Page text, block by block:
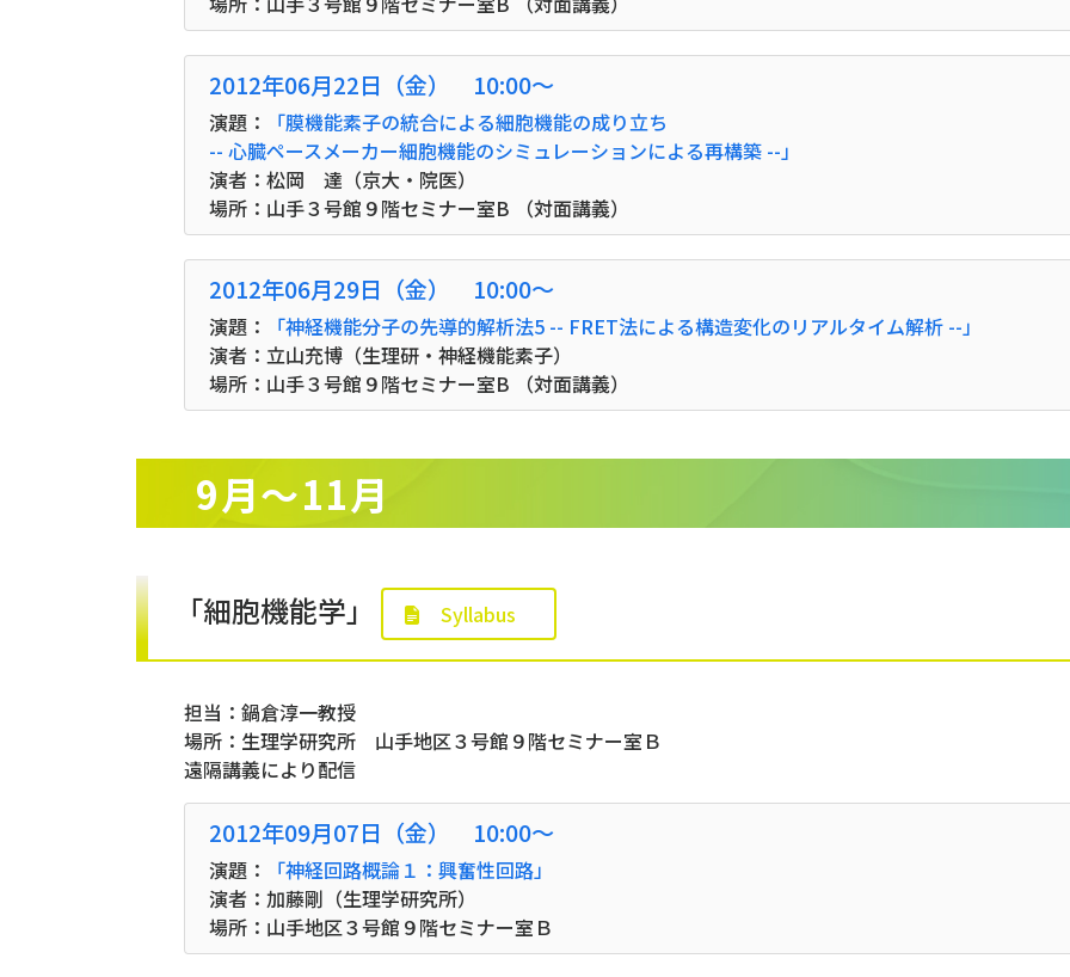
2012年06月22日（金） 10:00〜
演題：
「膜機能素子の統合による細胞機能の成り立ち
-- 心臓ペースメーカー細胞機能のシミュレーションによる再構築 --」
演者：松岡 達（京大・院医）
場所：山手３号館９階セミナー室B （対面講義）
2012年06月29日（金） 10:00〜
演題：
「神経機能分子の先導的解析法5 -- FRET法による構造変化のリアルタイム解析 --」
演者：立山充博（生理研・神経機能素子）
場所：山手３号館９階セミナー室B （対面講義）
9月〜11月
「細胞機能学」 Syllabus
担当：鍋倉淳一教授
場所：生理学研究所 山手地区３号館９階セミナー室Ｂ
遠隔講義により配信
2012年09月07日（金） 10:00〜
演題：
「神経回路概論１：興奮性回路」
演者：加藤剛（生理学研究所）
場所：山手地区３号館９階セミナー室Ｂ